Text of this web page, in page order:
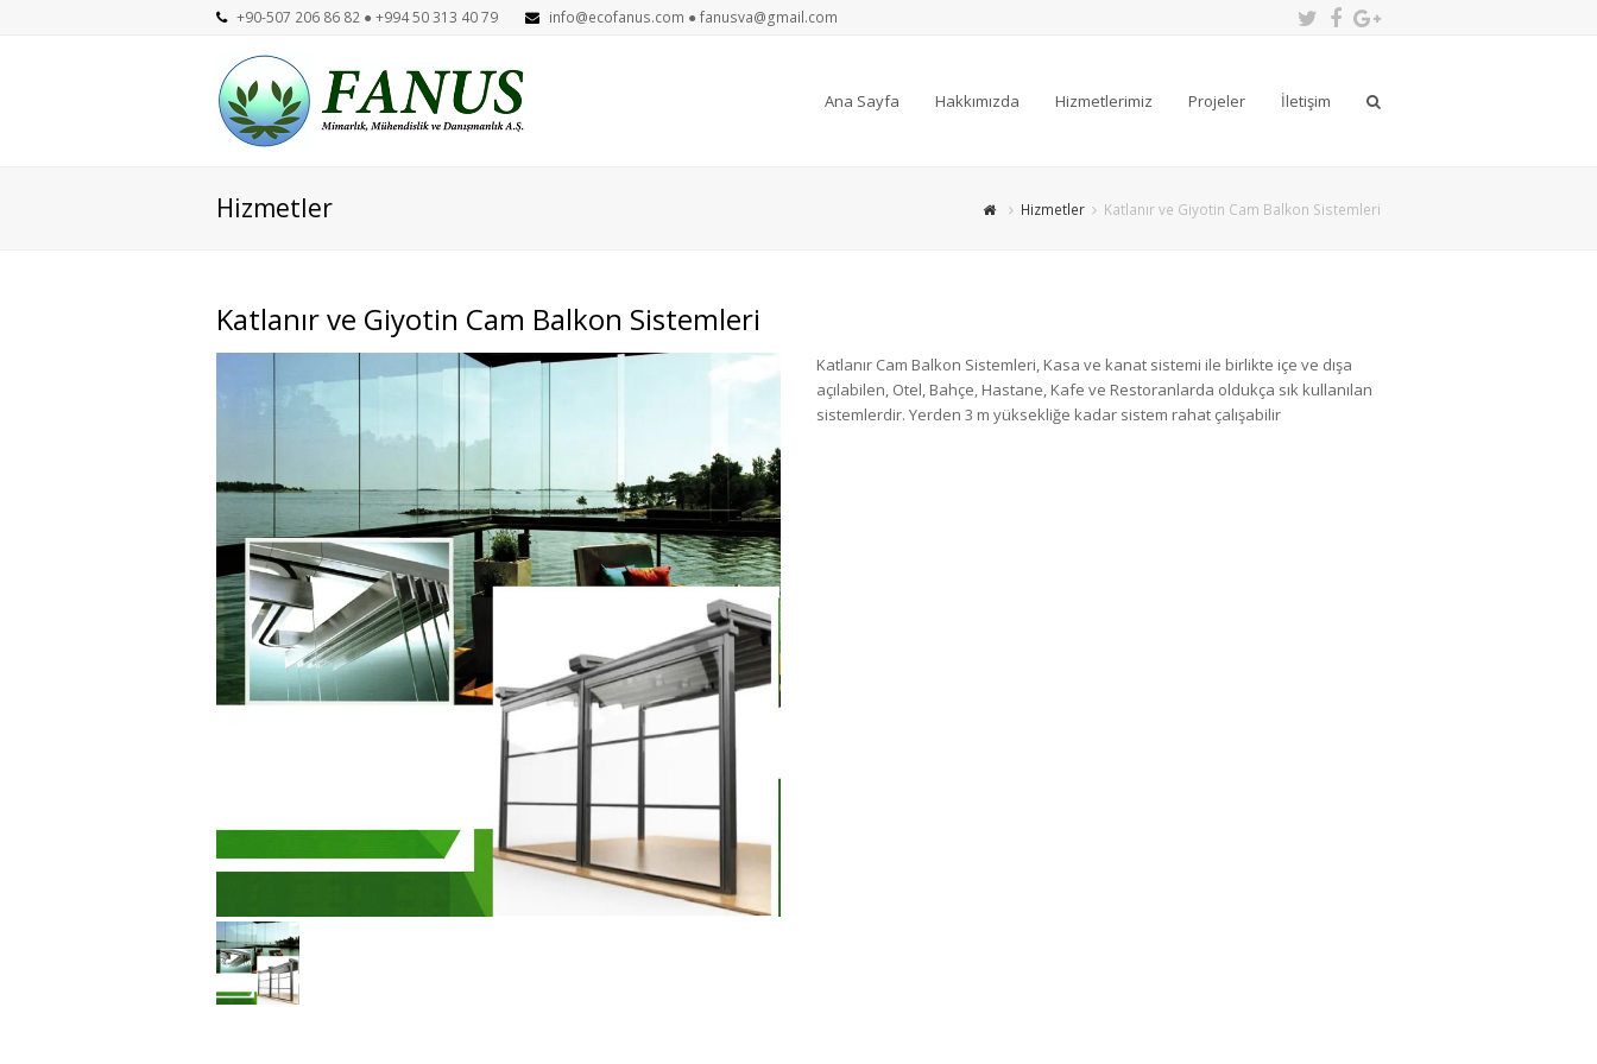
+90-507 206 86 82 ● +994 50 313 40 79 info@ecofanus.com ● fanusva@gmail.com Twitter
Facebook
Google
Ana Sayfa Hakkımızda Hizmetlerimiz Projeler İletişim
Hizmetler Hizmetler Katlanır ve Giyotin Cam Balkon Sistemleri
Katlanır ve Giyotin Cam Balkon Sistemleri
Katlanır Cam Balkon Sistemleri, Kasa ve kanat sistemi ile birlikte içe ve dışa
açılabilen, Otel, Bahçe, Hastane, Kafe ve Restoranlarda oldukça sık kullanılan
sistemlerdir. Yerden 3 m yüksekliğe kadar sistem rahat çalışabilir